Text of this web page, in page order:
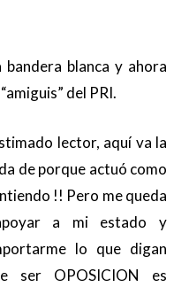
blanca y ahora
del PRI.
lector, aquí va la
de porque actuó como
!! Pero me queda
a mi estado y
lo que digan
ser OPOSICION es